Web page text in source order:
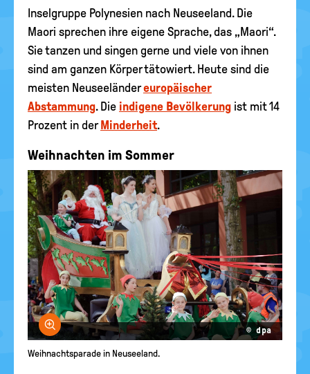
Inselgruppe Polynesien nach Neuseeland. Die
Maori sprechen ihre eigene Sprache, das „Maori“.
Sie tanzen und singen gerne und viele von ihnen
sind am ganzen Körper tätowiert. Heute sind die
meisten Neuseeländereuropäischer
Abstammung. Die indigene Bevölkerung ist mit 14
Prozent in der Minderheit.
Weihnachten im Sommer
Bild vergrößern
© dpa
Weihnachtsparade in Neuseeland.